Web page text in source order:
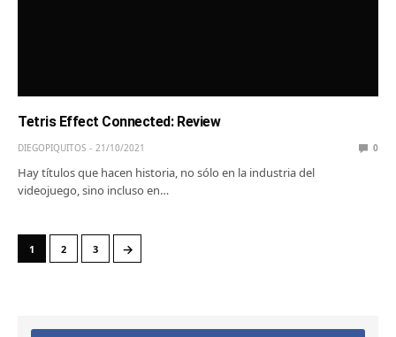
Tetris Effect Connected: Review
DIEGOPIQUITOS 21/10/2021 0
Hay títulos que hacen historia, no sólo en la industria del
videojuego, sino incluso en…
1 2 3 →